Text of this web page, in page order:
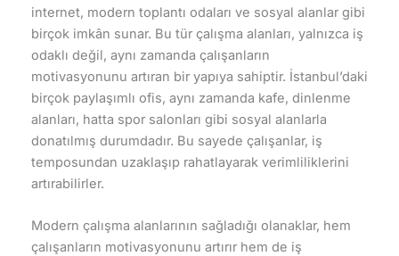
internet, modern toplantı odaları ve sosyal alanlar gibi
birçok imkân sunar. Bu tür çalışma alanları, yalnızca iş
odaklı değil, aynı zamanda çalışanların
motivasyonunu artıran bir yapıya sahiptir. İstanbul’daki
birçok paylaşımlı ofis, aynı zamanda kafe, dinlenme
alanları, hatta spor salonları gibi sosyal alanlarla
donatılmış durumdadır. Bu sayede çalışanlar, iş
temposundan uzaklaşıp rahatlayarak verimliliklerini
artırabilirler.
Modern çalışma alanlarının sağladığı olanaklar, hem
çalışanların motivasyonunu artırır hem de iş